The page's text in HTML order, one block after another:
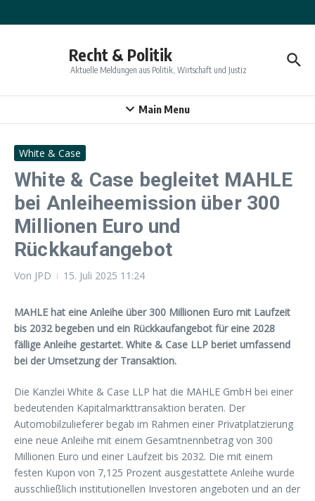
Recht & Politik
Aktuelle Meldungen aus Politik, Wirtschaft und Justiz
Main Menu
White & Case
White & Case begleitet MAHLE
bei Anleiheemission über 300
Millionen Euro und
Rückkaufangebot
Von JPD 15. Juli 2025 11:24
MAHLE hat eine Anleihe über 300 Millionen Euro mit Laufzeit
bis 2032 begeben und ein Rückkaufangebot für eine 2028
fällige Anleihe gestartet. White & Case LLP beriet umfassend
bei der Umsetzung der Transaktion.
Die Kanzlei White & Case LLP hat die MAHLE GmbH bei einer
bedeutenden Kapitalmarkttransaktion beraten. Der
Automobilzulieferer begab im Rahmen einer Privatplatzierung
eine neue Anleihe mit einem Gesamtnennbetrag von 300
Millionen Euro und einer Laufzeit bis 2032. Die mit einem
festen Kupon von 7,125 Prozent ausgestattete Anleihe wurde
ausschließlich institutionellen Investoren angeboten und an der